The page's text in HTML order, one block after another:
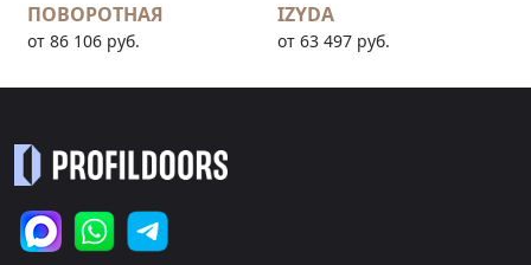
ПОВОРОТНАЯ
от 86 106 руб.
IZYDA
от 63 497 руб.